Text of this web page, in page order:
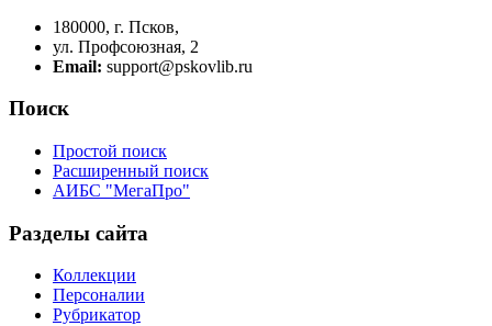
180000, г. Псков,
ул. Профсоюзная, 2
Email: support@pskovlib.ru
Поиск
Простой поиск
Расширенный поиск
АИБС "МегаПро"
Разделы сайта
Коллекции
Персоналии
Рубрикатор